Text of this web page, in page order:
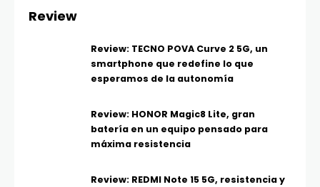
Review
Review: TECNO POVA Curve 2 5G, un
smartphone que redefine lo que
esperamos de la autonomía
Review: HONOR Magic8 Lite, gran
batería en un equipo pensado para
máxima resistencia
Review: REDMI Note 15 5G, resistencia y